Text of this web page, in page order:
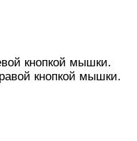
кнопкой мышки.
кнопкой мышки.